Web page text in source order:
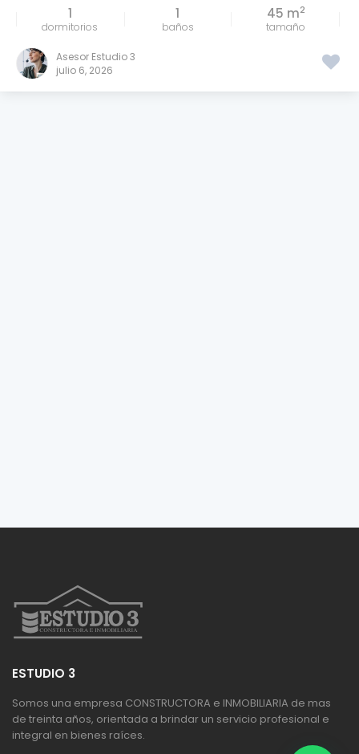
1 1 45 m2
tamaño
Asesor Estudio 3
julio 6, 2026
ESTUDIO 3
Somos una empresa CONSTRUCTORA e INMOBILIARIA de mas
de treinta años, orientada a brindar un servicio profesional e
integral en bienes raíces.